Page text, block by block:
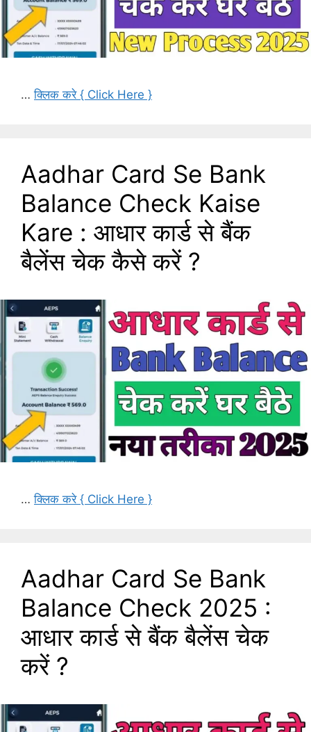
…क्लिक करे { Click Here }
Aadhar Card Se Bank
Balance Check Kaise
Kare : आधार कार्ड से बैंक
बैलेंस चेक कैसे करें ?
…क्लिक करे { Click Here }
Aadhar Card Se Bank
Balance Check 2025 :
आधार कार्ड से बैंक बैलेंस चेक
करें ?